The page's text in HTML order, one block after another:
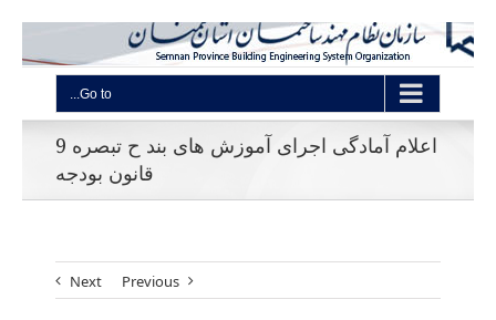
Go to...
اعلام آمادگی اجرای آموزش های بند ح تبصره 9
قانون بودجه
Previous
Next